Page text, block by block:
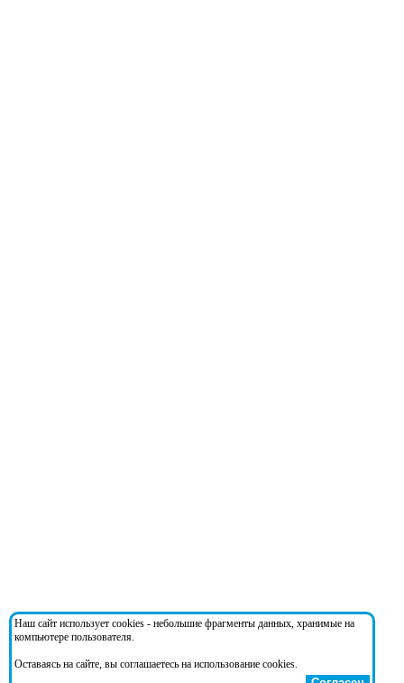
Наш сайт использует cookies - небольшие фрагменты данных, хранимые на
компьютере пользователя.
Оставаясь на сайте, вы соглашаетесь на использование cookies.